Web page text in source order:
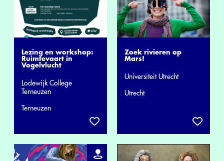
Lezing en workshop:
Ruimtevaart in
Vogelvlucht
Lodewijk College
Terneuzen
Terneuzen
Zoek rivieren op
Mars!
Universiteit Utrecht
Utrecht